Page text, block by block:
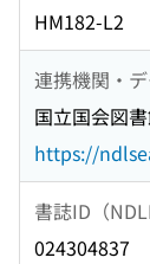
HM182-L2
連携機関・
国立国会図
https://
書誌ID（
024304837